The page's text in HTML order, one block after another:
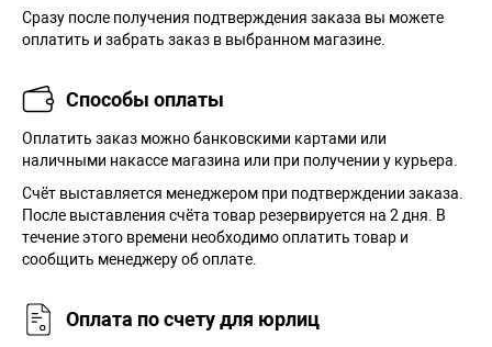
Сразу после получения подтверждения заказа вы можете
оплатить и забрать заказ в выбранном магазине.
Способы оплаты
Оплатить заказ можно банковскими картами или
наличными накассе магазина или при получении у курьера.
Cчёт выставляется менеджером при подтверждении заказа.
После выставления счёта товар резервируется на 2 дня. В
течение этого времени необходимо оплатить товар и
сообщить менеджеру об оплате.
Оплата по счету для юрлиц